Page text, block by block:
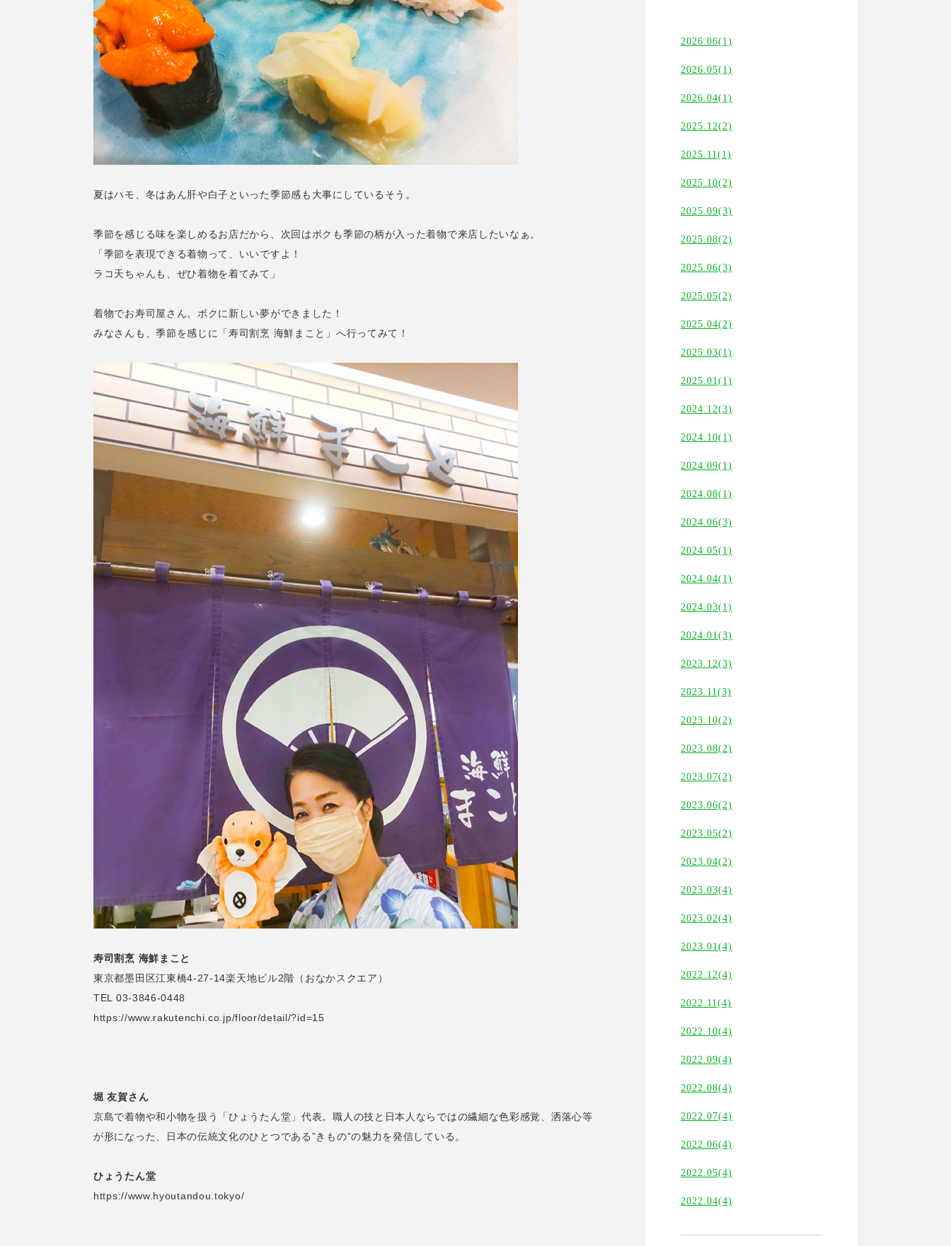
夏はハモ、冬はあん肝や白子といった季節感も大事にしているそう。
季節を感じる味を楽しめるお店だから、次回はボクも季節の柄が入った着物で来店したいなぁ。
「季節を表現できる着物って、いいですよ！
ラコ天ちゃんも、ぜひ着物を着てみて」
着物でお寿司屋さん。ボクに新しい夢ができました！
みなさんも、季節を感じに「寿司割烹 海鮮まこと」へ行ってみて！
寿司割烹 海鮮まこと
東京都墨田区江東橋4-27-14楽天地ビル2階（おなかスクエア）
TEL 03-3846-0448
https://www.rakutenchi.co.jp/floor/detail/?id=15
堀 友賀さん
京島で着物や和小物を扱う「ひょうたん堂」代表。職人の技と日本人ならではの繊細な色彩感覚、洒落心等
が形になった、日本の伝統文化のひとつである”きもの”の魅力を発信している。
ひょうたん堂
https://www.hyoutandou.tokyo/
2026.06(1)
2026.05(1)
2026.04(1)
2025.12(2)
2025.11(1)
2025.10(2)
2025.09(3)
2025.08(2)
2025.06(3)
2025.05(2)
2025.04(2)
2025.03(1)
2025.01(1)
2024.12(3)
2024.10(1)
2024.09(1)
2024.08(1)
2024.06(3)
2024.05(1)
2024.04(1)
2024.03(1)
2024.01(3)
2023.12(3)
2023.11(3)
2023.10(2)
2023.08(2)
2023.07(2)
2023.06(2)
2023.05(2)
2023.04(2)
2023.03(4)
2023.02(4)
2023.01(4)
2022.12(4)
2022.11(4)
2022.10(4)
2022.09(4)
2022.08(4)
2022.07(4)
2022.06(4)
2022.05(4)
2022.04(4)